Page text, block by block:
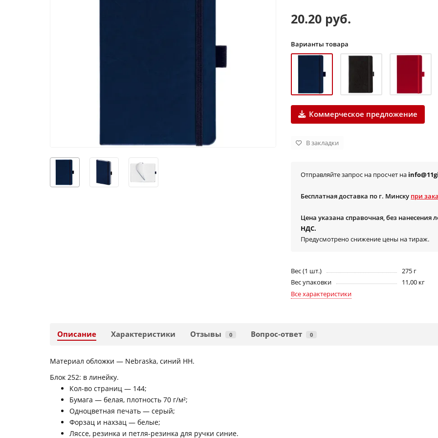
20.20 руб.
Варианты товара
Коммерческое предложение
В закладки
Отправляйте запрос на просчет на
Бесплатная доставка по г. Минску при
Цена указана справочная, без нанесения
НДС.
Предусмотрено снижение цены на тираж.
Вес (1 шт.)
275 г
Вес упаковки
11,00 кг
Все характеристики
Описание Характеристики Отзывы 0 Вопрос-ответ 0
Материал обложки — Nebraska, синий HH.
Блок 252: в линейку.
Кол-во страниц — 144;
Бумага — белая, плотность 70 г/м²;
Одноцветная печать — серый;
Форзац и нахзац — белые;
Ляссе, резинка и петля-резинка для ручки синие.